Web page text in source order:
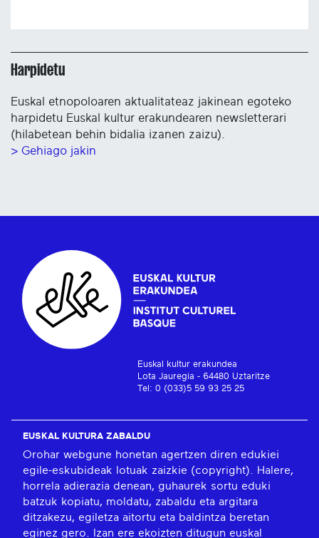
Harpidetu
Euskal etnopoloaren aktualitateaz jakinean egoteko
harpidetu Euskal kultur erakundearen newsletterari
(hilabetean behin bidalia izanen zaizu).
> Gehiago jakin
Euskal kultur erakundea
Lota Jauregia - 64480 Uztaritze
Tel: 0 (033)5 59 93 25 25
EUSKAL KULTURA ZABALDU
Orohar webgune honetan agertzen diren edukiei
egile-eskubideak lotuak zaizkie (copyright). Halere,
horrela adierazia denean, guhaurek sortu eduki
batzuk kopiatu, moldatu, zabaldu eta argitara
ditzakezu, egiletza aitortu eta baldintza beretan
eginez gero. Izan ere ekoizten ditugun euskal